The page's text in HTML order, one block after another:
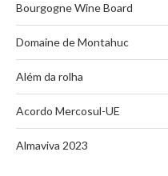
Bourgogne Wine Board
Domaine de Montahuc
Além da rolha
Acordo Mercosul-UE
Almaviva 2023